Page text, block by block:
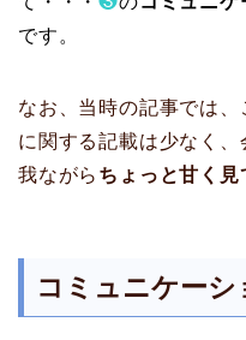
です。
なお、当時の記事では、
に関する記載は少なく、
我ながら ちょっと甘く見
コミュニケーシ